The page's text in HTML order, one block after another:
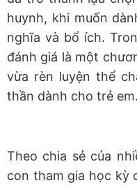
huynh, khi muốn
nghĩa và bổ ích.
đánh giá là một
vừa rèn luyện thể
thần dành cho trẻ em.
Theo chia sẻ của
con tham gia học kỳ